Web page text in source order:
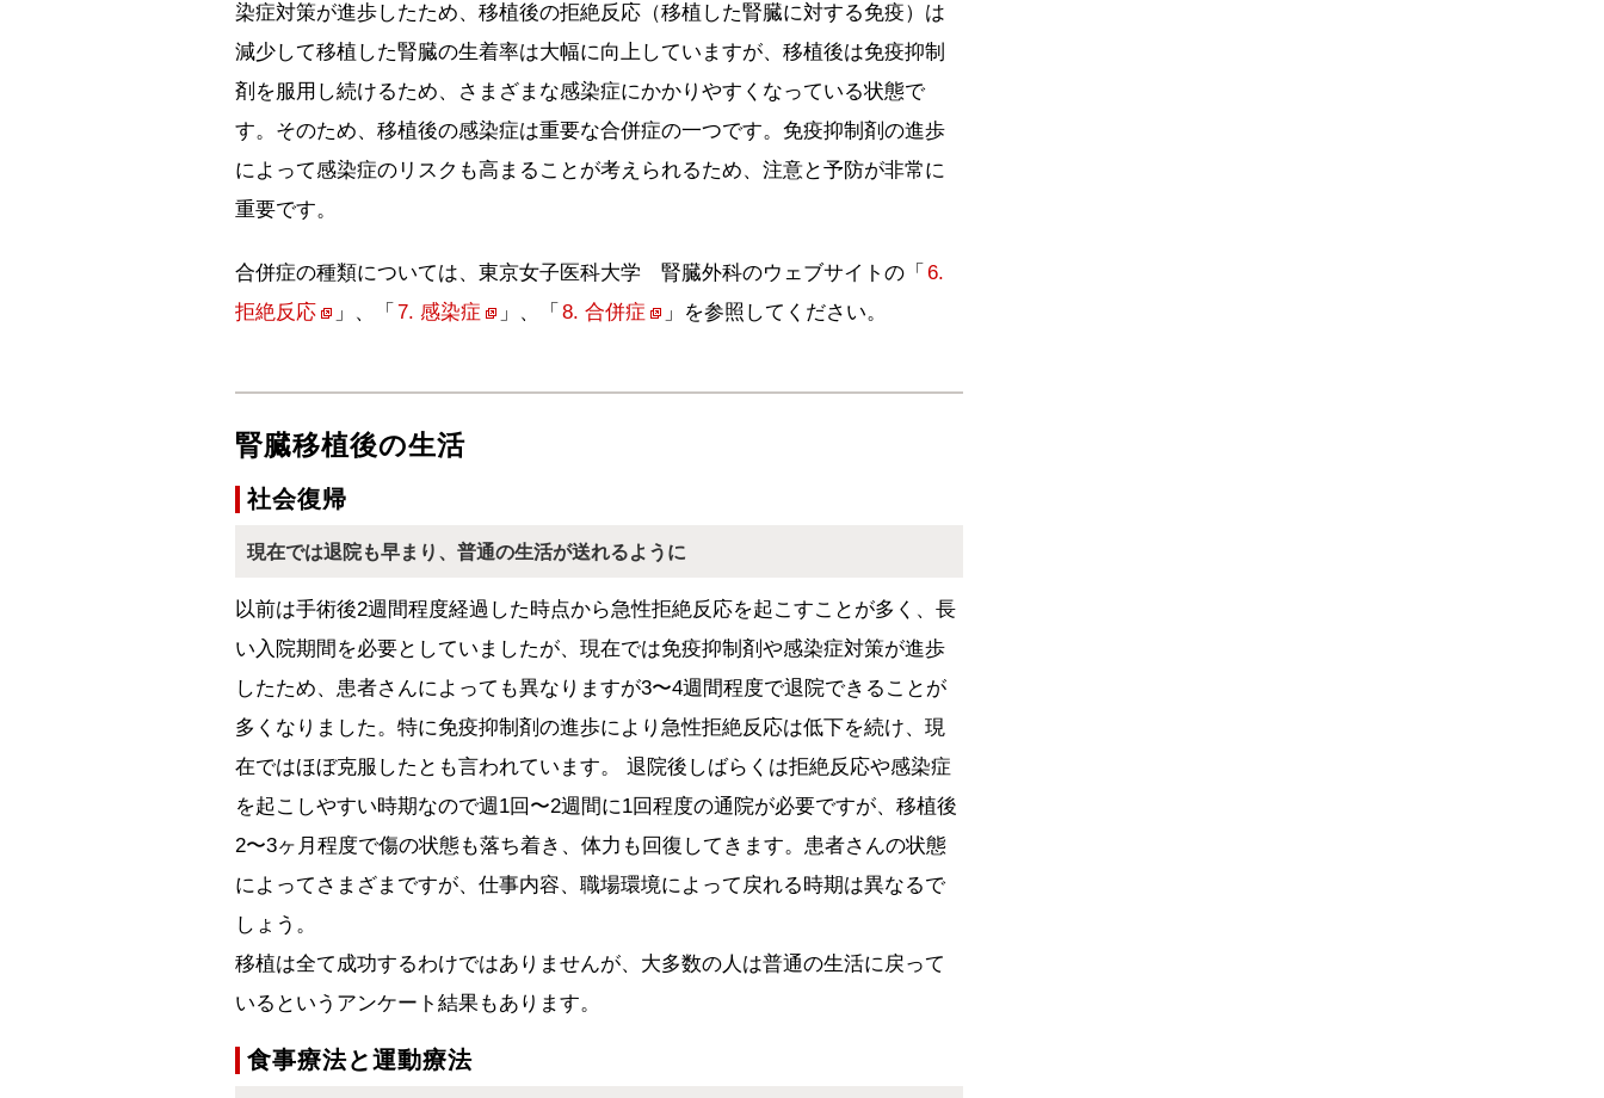
染症対策が進歩したため、移植後の拒絶反応（移植した腎臓に対する免疫）は
減少して移植した腎臓の生着率は大幅に向上していますが、移植後は免疫抑制
剤を服用し続けるため、さまざまな感染症にかかりやすくなっている状態で
す。そのため、移植後の感染症は重要な合併症の一つです。免疫抑制剤の進歩
によって感染症のリスクも高まることが考えられるため、注意と予防が非常に
重要です。
合併症の種類については、東京女子医科大学 腎臓外科のウェブサイトの「 6.
拒絶反応
」、「 7. 感染症 」、「 8. 合併症 」を参照してください。
腎臓移植後の生活
社会復帰
現在では退院も早まり、普通の生活が送れるように
以前は手術後2週間程度経過した時点から急性拒絶反応を起こすことが多く、長
い入院期間を必要としていましたが、現在では免疫抑制剤や感染症対策が進歩
したため、患者さんによっても異なりますが3〜4週間程度で退院できることが
多くなりました。特に免疫抑制剤の進歩により急性拒絶反応は低下を続け、現
在ではほぼ克服したとも言われています。 退院後しばらくは拒絶反応や感染症
を起こしやすい時期なので週1回〜2週間に1回程度の通院が必要ですが、移植後
2〜3ヶ月程度で傷の状態も落ち着き、体力も回復してきます。患者さんの状態
によってさまざまですが、仕事内容、職場環境によって戻れる時期は異なるで
しょう。
移植は全て成功するわけではありませんが、大多数の人は普通の生活に戻って
いるというアンケート結果もあります。
食事療法と運動療法